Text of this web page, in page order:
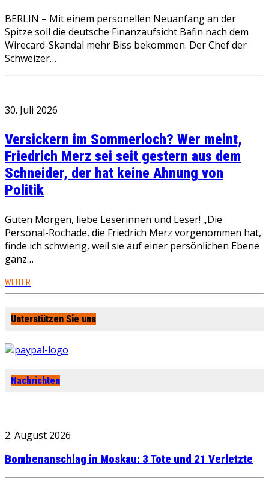
BERLIN – Mit einem personellen Neuanfang an der
Spitze soll die deutsche Finanzaufsicht Bafin nach dem
Wirecard-Skandal mehr Biss bekommen. Der Chef der
Schweizer…
30. Juli 2026
Versickern im Sommerloch? Wer meint,
Friedrich Merz sei seit gestern aus dem
Schneider, der hat keine Ahnung von
Politik
Guten Morgen, liebe Leserinnen und Leser! „Die
Personal-Rochade, die Friedrich Merz vorgenommen hat,
finde ich schwierig, weil sie auf einer persönlichen Ebene
ganz…
WEITER
Unterstützen Sie uns
Nachrichten
2. August 2026
Bombenanschlag in Moskau: 3 Tote und 21 Verletzte